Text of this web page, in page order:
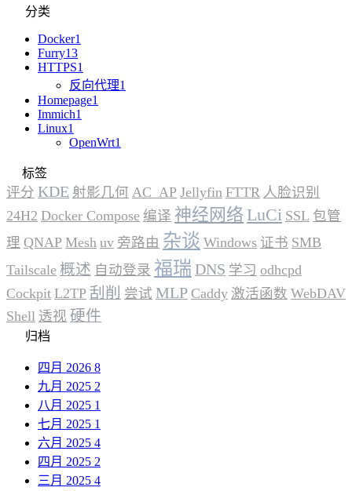
分类
Docker1
Furry13
HTTPS1
反向代理1
Homepage1
Immich1
Linux1
OpenWrt1
标签
评分 KDE 射影几何 AC_AP Jellyfin FTTR 人脸识别
24H2 Docker Compose 编译 神经网络 LuCi SSL 包管
理 QNAP Mesh uv 旁路由 杂谈 Windows 证书 SMB
Tailscale 概述 自动登录 福瑞 DNS 学习 odhcpd
Cockpit L2TP 刮削 尝试 MLP Caddy 激活函数 WebDAV
Shell 透视 硬件
归档
四月 2026 8
九月 2025 2
八月 2025 1
七月 2025 1
六月 2025 4
四月 2025 2
三月 2025 4